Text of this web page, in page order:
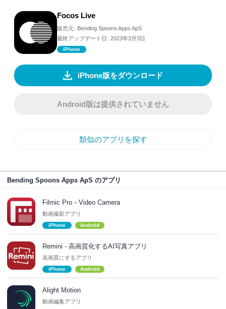
Focos Live
販売元: Bending Spoons Apps ApS
最終アップデート日: 2023年3月3日
iPhone
iPhone版をダウンロード
Android版は提供されていません
類似のアプリを探す
Bending Spoons Apps ApS のアプリ
Filmic Pro－Video Camera
動画撮影アプリ
iPhone Android
Remini - 高画質化するAI写真アプリ
高画質にするアプリ
iPhone Android
Alight Motion
動画編集アプリ